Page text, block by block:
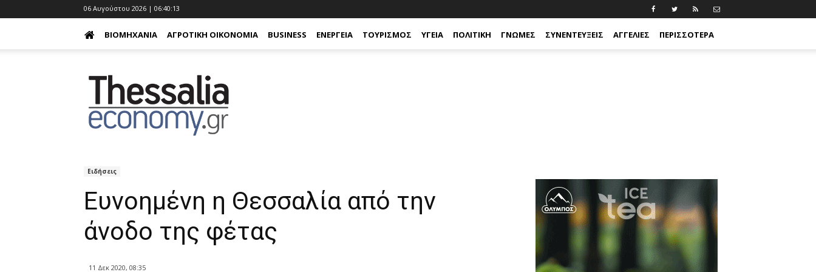
06 Αυγούστου 2026 | 06:40:15
ΒΙΟΜΗΧΑΝΊΑ ΑΓΡΟΤΙΚΉ ΟΙΚΟΝΟΜΊΑ BUSINESS ΕΝΈΡΓΕΙΑ ΤΟΥΡΙΣΜΌΣ ΥΓΕΊΑ ΠΟΛΙΤΙΚΉ ΓΝΏΜΕΣ ΣΥΝΕΝΤΕΎΞΕΙΣ ΑΓΓΕΛΊΕΣ ΠΕΡΙΣΣΟΤΕΡΑ
Ειδήσεις
Ευνοημένη η Θεσσαλία από την
άνοδο της φέτας
11 Δεκ 2020, 08:35